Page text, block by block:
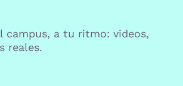
campus, a tu ritmo: videos,
reales.